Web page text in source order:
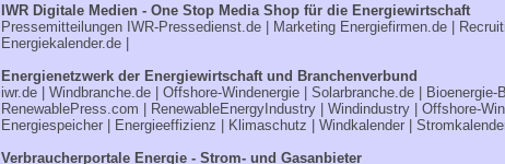
IWR Digitale Medien - One Stop Media Shop für die Energiewirtschaft
Pressemitteilungen IWR-Pressedienst.de | Marketing Energiefirmen.de |
Energiekalender.de |
Energienetzwerk der Energiewirtschaft und Branchenverbund
iwr.de | Windbranche.de | Offshore-Windenergie | Solarbranche.de | Bioenergie-
RenewablePress.com | RenewableEnergyIndustry | Windindustry | Offshore-
Energiespeicher | Energieeffizienz | Klimaschutz | Windkalender |
Verbraucherportale Energie - Strom- und Gasanbieter